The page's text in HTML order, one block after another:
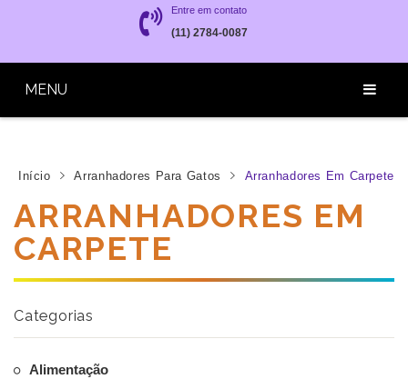
Entre em contato
(11) 2784-0087
MENU
Sobre Nós
Nossos Produtos
Diferenciais
Baixar Catálogo
Blog
Início Arranhadores Para Gatos Arranhadores Em Carpete
ARRANHADORES EM
CARPETE
Categorias
Alimentação